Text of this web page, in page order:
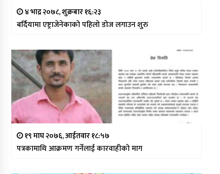
४ भाद्र २०७८, शुक्रबार १६:२३
बर्दियामा एष्ट्राजेनेकाको पहिलो डोज लगाउन शुरु
१९ माघ २०७६, आईतवार १८:५७
पत्रकामाथि आक्रमण गर्नेलाई कारवाहीको माग